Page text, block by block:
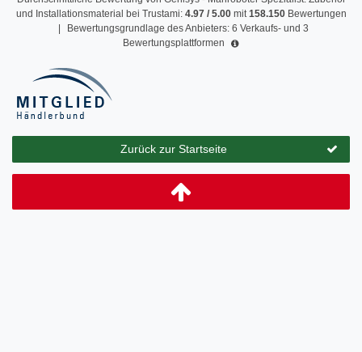
und Installationsmaterial bei Trustami: 4.97/ 5.00mit 158.150 Bewertungen
|
Bewertungsgrundlage des Anbieters: 6 Verkaufs- und 3
Bewertungsplattformen
Zurück zur Startseite